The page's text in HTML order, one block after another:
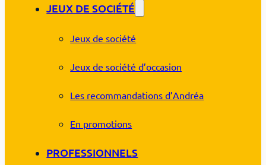
JEUX DE SOCIÉTÉ
Jeux de société
Jeux de société d’occasion
Les recommandations d’Andréa
En promotions
PROFESSIONNELS